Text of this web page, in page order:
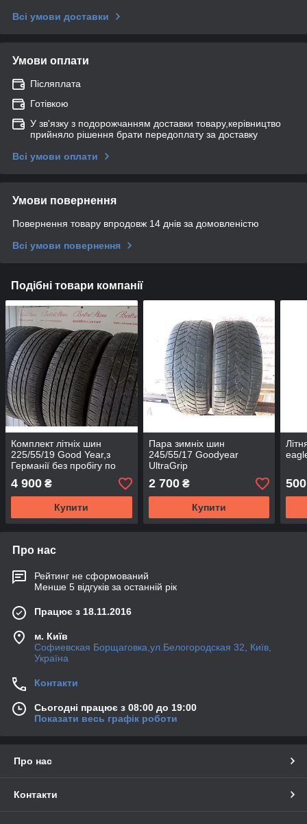
Всі умови доставки
Умови оплати
Післяплата
Готівкою
У зв'язку з подорожчанням доставки товару,керівництво
прийняло рішення брати передоплату за доставку
Всі умови оплати
Умови повернення
Повернення товару впродовж 14 днів за домовленістю
Всі умови повернення
Подібні товари компанії
Комплект літніх шин
225/55/19 Good Year,з
Германії без пробігу по
Україні
4 900 ₴
Купити
Пара зимніх шин
245/55/17 Goodyear
UltraGrip
Performance,2018 рік,з
Германії без пробігу по
Україні
2 700₴
Купити
500
Про нас
Рейтинг не сформований
Менше 5 відгуків за останній рік
Працює з 18.11.2016
м. Київ
Софиевская Борщаговка,ул.Белогородская 32, Київ,
Україна
Контакти
Сьогодні працює з 08:00 до 19:00
Показати весь графік роботи
Про нас
Контакти